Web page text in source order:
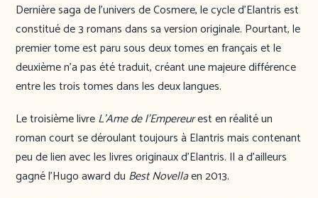
Dernière saga de l’univers de Cosmere, le cycle d’Elantris est
constitué de 3 romans dans sa version originale. Pourtant, le
premier tome est paru sous deux tomes en français et le
deuxième n’a pas été traduit, créant une majeure différence
entre les trois tomes dans les deux langues.
Le troisième livreL’Ame de l’Empereurest en réalité un
roman court se déroulant toujours à Elantris mais contenant
peu de lien avec les livres originaux d’Elantris. Il a d’ailleurs
gagné l’Hugo award du Best Novellaen 2013.